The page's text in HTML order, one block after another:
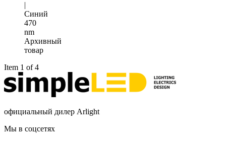
|
Синий
470
nm
Архивный
товар
Item 1 of 4
официальный дилер Arlight
Мы в соцсетях